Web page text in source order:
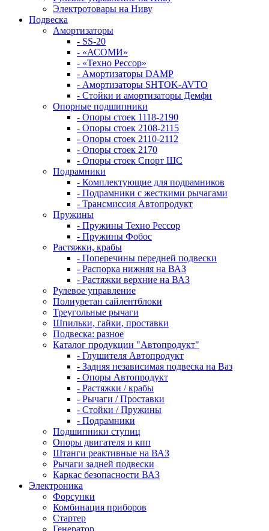
Электротовары на Ниву
Подвеска
Амортизаторы
- SS-20
- «АСОМИ»
- «Техно Рессор»
- Амортизаторы DAMP
- Амортизаторы SHTOK-AVTO
- Стойки и амортизаторы Демфи
Опорные подшипники
- Опоры стоек 1118-2190
- Опоры стоек 2108-2115
- Опоры стоек 2110-2112
- Опоры стоек 2170
- Опоры стоек Спорт ШС
Подрамники
- Комплектующие для подрамников
- Подрамники с жесткими рычагами
- Трансмиссия Автопродукт
Пружины
- Пружины Техно Рессор
- Пружины Фобос
Растяжки, крабы
- Поперечины передней подвески
- Распорка нижняя на ВАЗ
- Растяжки верхние на ВАЗ
Рулевое управление
Полиуретан cайлентблоки
Треугольные рычаги
Шпильки, гайки, проставки
Подвеска: разное
Каталог продукции "Автопродукт"
- Глушителя Автопродукт
- Задняя независимая подвеска на Ваз
- Опоры Автопродукт
- Растяжки / крабы
- Рычаги / Проставки
- Стойки / Пружины
- Подрамники
Подшипники ступиц
Опоры двигателя и кпп
Штанги реактивные на ВАЗ
Рычаги задней подвески
Каркас безопасности ВАЗ
Электроника
Форсунки
Комбинация приборов
Стартер